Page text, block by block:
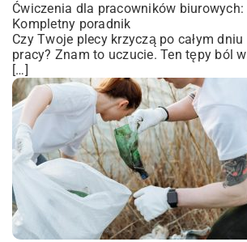
Ćwiczenia dla pracowników biurowych:
Kompletny poradnik
Czy Twoje plecy krzyczą po całym dniu
pracy? Znam to uczucie. Ten tępy ból w
[…]